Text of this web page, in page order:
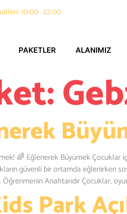
10:00- 22:00
PAKETLER ALANIMIZ
🌈 Eğlenerek Büyümek Çocuklar
güvenli bir ortamda eğlenirken
Anahtarıdır Çocuklar,
Park